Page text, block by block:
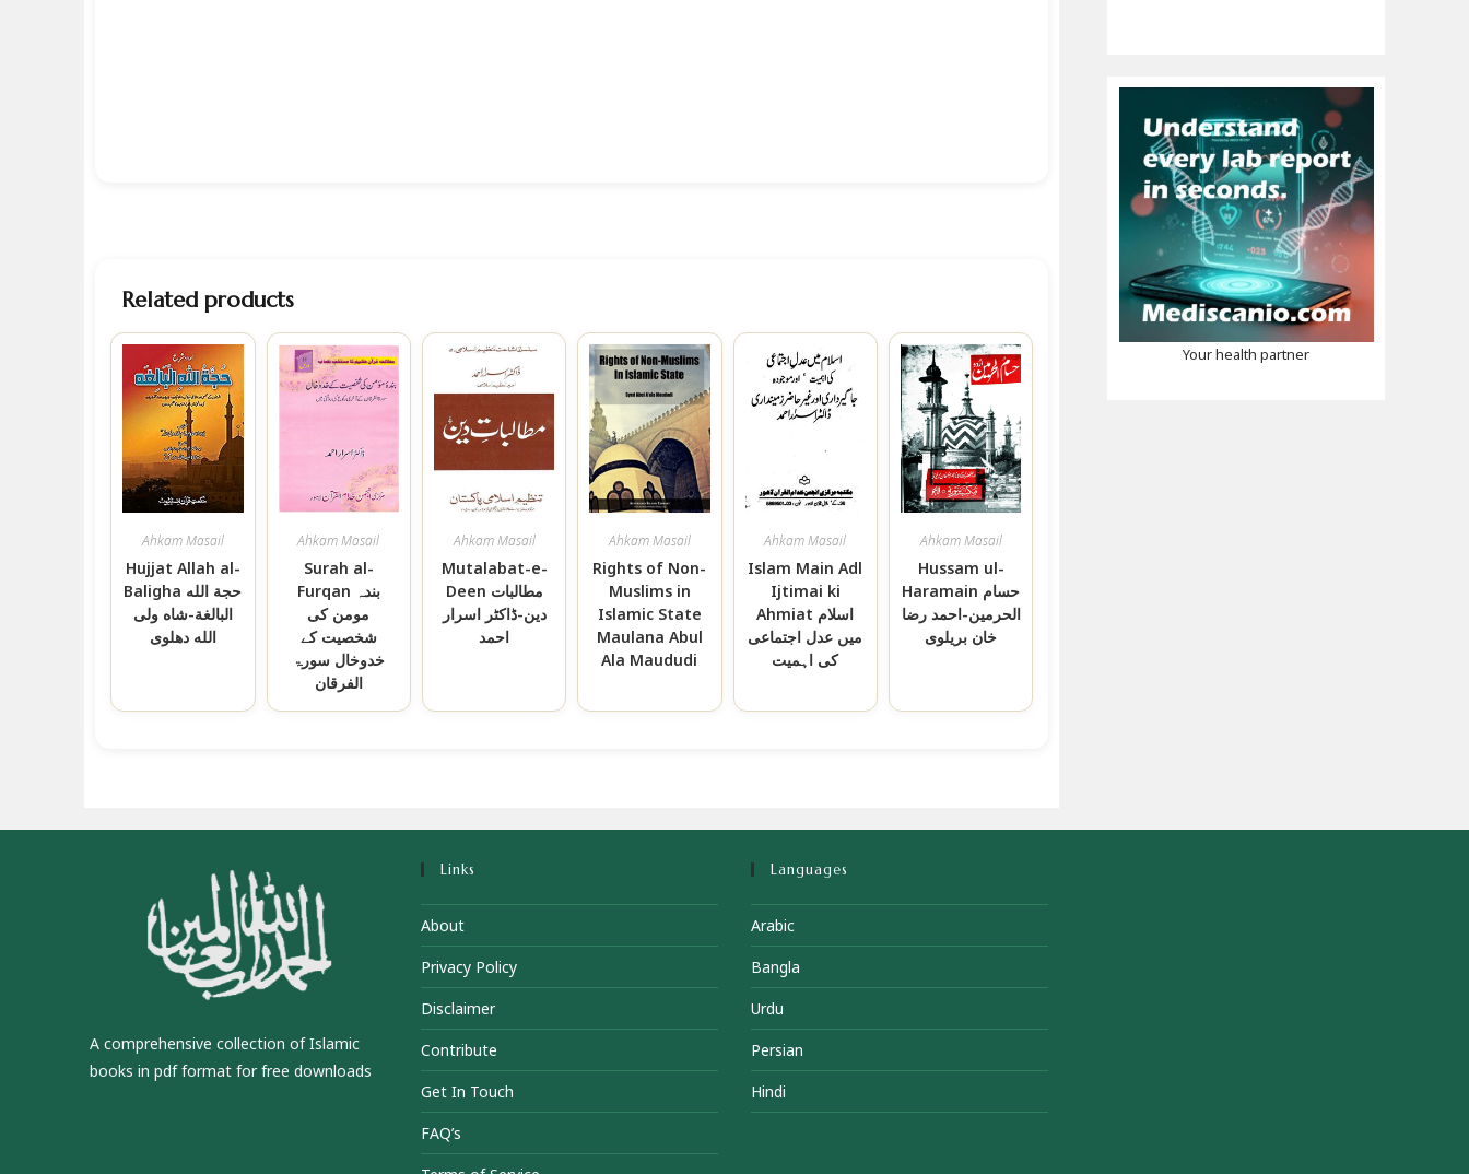
Related products
Ahkam Masail
Hujjat Allah al-
Baligha حجة الله
البالغة-شاه ولی
الله دهلوی
Ahkam Masail
Surah al-
Furqan بندہ
مومن کی
شخصیت کے
خدوخال سورۃ
الفرقان
Ahkam Masail
Mutalabat-e-
Deen مطالبات
دین-ڈاکٹر اسرار
احمد
Ahkam Masail
Rights of Non-
Muslims in
Islamic State
Maulana Abul
Ala Maududi
Ahkam Masail
Islam Main Adl
Ijtimai ki
Ahmiat اسلام
میں عدل اجتماعی
کی اہمیت
Ahkam Masail
Hussam ul-
Haramain حسام
الحرمين-احمد رضا
خان بریلوی
Your health partner
A comprehensive collection of Islamic
books in pdf format for free downloads
Links
About
Privacy Policy
Disclaimer
Contribute
Get In Touch
FAQ’s
Languages
Arabic
Bangla
Urdu
Persian
Hindi